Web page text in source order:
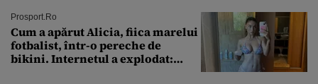
Prosport.ro
Cum a apărut Alicia, fiica marelui
fotbalist, într-o pereche de
bikini. Internetul a explodat: